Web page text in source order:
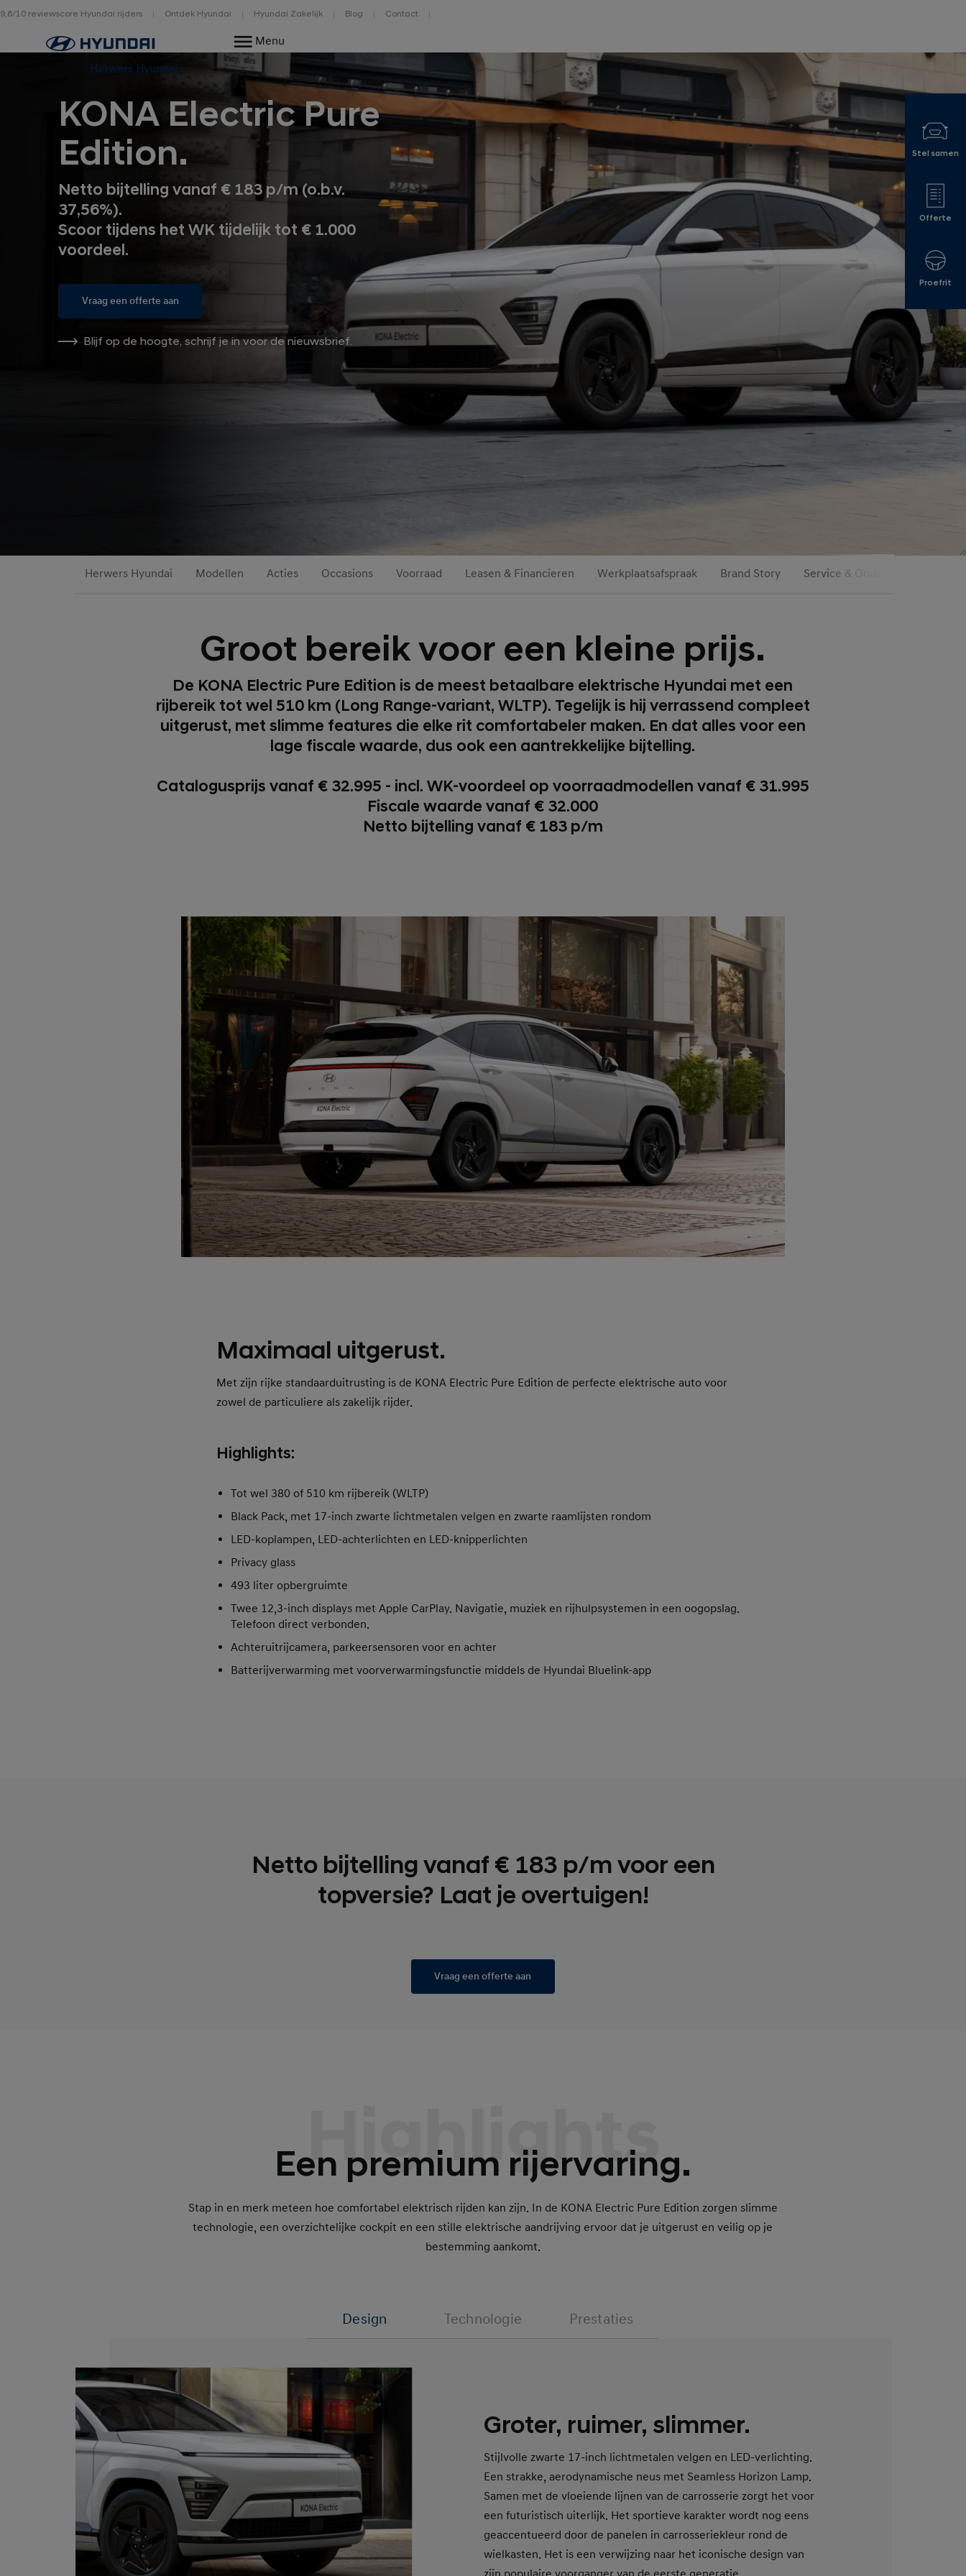
9,6/10 reviewscore Hyundai rijders Ontdek Hyundai Hyundai Zakelijk Blog Contact
Home
Herwers Hyundai
Menu
KONA Electric Pure
Edition.
Netto bijtelling vanaf € 183 p/m (o.b.v.
37,56%).
Scoor tijdens het WK tijdelijk tot € 1.000
voordeel.
Vraag een offerte aan
Blijf op de hoogte, schrijf je in voor de nieuwsbrief.
Herwers Hyundai Modellen Acties Occasions Voorraad Leasen & Financieren Werkplaatsafspraak Brand Story Service & Onderhoud
Groot bereik voor een kleine prijs.
De KONA Electric Pure Edition is de meest betaalbare elektrische Hyundai met een
rijbereik tot wel 510 km (Long Range-variant, WLTP). Tegelijk is hij verrassend compleet
uitgerust, met slimme features die elke rit comfortabeler maken. En dat alles voor een
lage fiscale waarde, dus ook een aantrekkelijke bijtelling.
Catalogusprijs vanaf € 32.995 - incl. WK-voordeel op voorraadmodellen vanaf € 31.995
Fiscale waarde vanaf € 32.000
Netto bijtelling vanaf € 183 p/m
Stel samen
Offerte
Proefrit
Maximaal uitgerust.
Met zijn rijke standaarduitrusting is de KONA Electric Pure Edition de perfecte elektrische auto voor
zowel de particuliere als zakelijk rijder.
Highlights:
Tot wel 380 of 510 km rijbereik (WLTP)
Black Pack, met 17-inch zwarte lichtmetalen velgen en zwarte raamlijsten rondom
LED-koplampen, LED-achterlichten en LED-knipperlichten
Privacy glass
493 liter opbergruimte
Twee 12,3-inch displays met Apple CarPlay. Navigatie, muziek en rijhulpsystemen in een oogopslag.
Telefoon direct verbonden.
Achteruitrijcamera, parkeersensoren voor en achter
Batterijverwarming met voorverwarmingsfunctie middels de Hyundai Bluelink-app
Netto bijtelling vanaf € 183 p/m voor een
topversie? Laat je overtuigen!
Vraag een offerte aan
Highlights
Een premium rijervaring.
Stap in en merk meteen hoe comfortabel elektrisch rijden kan zijn. In de KONA Electric Pure Edition zorgen slimme
technologie, een overzichtelijke cockpit en een stille elektrische aandrijving ervoor dat je uitgerust en veilig op je
bestemming aankomt.
Design Technologie Prestaties
Groter, ruimer, slimmer.
Stijlvolle zwarte 17-inch lichtmetalen velgen en LED-verlichting.
Een strakke, aerodynamische neus met Seamless Horizon Lamp.
Samen met de vloeiende lijnen van de carrosserie zorgt het voor
een futuristisch uiterlijk. Het sportieve karakter wordt nog eens
geaccentueerd door de panelen in carrosseriekleur rond de
wielkasten. Het is een verwijzing naar het iconische design van